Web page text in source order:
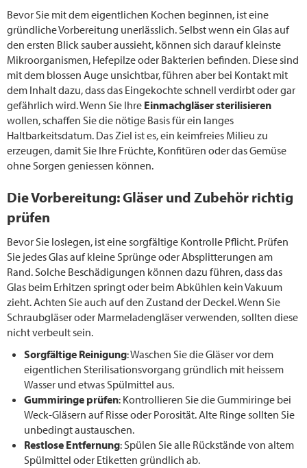
Bevor Sie mit dem eigentlichen Kochen beginnen, ist eine
gründliche Vorbereitung unerlässlich. Selbst wenn ein Glas auf
den ersten Blick sauber aussieht, können sich darauf kleinste
Mikroorganismen, Hefepilze oder Bakterien befinden. Diese sind
mit dem blossen Auge unsichtbar, führen aber bei Kontakt mit
dem Inhalt dazu, dass das Eingekochte schnell verdirbt oder gar
gefährlich wird. Wenn Sie Ihre Einmachgläser sterilisieren
wollen, schaffen Sie die nötige Basis für ein langes
Haltbarkeitsdatum. Das Ziel ist es, ein keimfreies Milieu zu
erzeugen, damit Sie Ihre Früchte, Konfitüren oder das Gemüse
ohne Sorgen geniessen können.
Die Vorbereitung: Gläser und Zubehör richtig
prüfen
Bevor Sie loslegen, ist eine sorgfältige Kontrolle Pflicht. Prüfen
Sie jedes Glas auf kleine Sprünge oder Absplitterungen am
Rand. Solche Beschädigungen können dazu führen, dass das
Glas beim Erhitzen springt oder beim Abkühlen kein Vakuum
zieht. Achten Sie auch auf den Zustand der Deckel. Wenn Sie
Schraubgläser oder Marmeladengläser verwenden, sollten diese
nicht verbeult sein.
Sorgfältige Reinigung: Waschen Sie die Gläser vor dem
eigentlichen Sterilisationsvorgang gründlich mit heissem
Wasser und etwas Spülmittel aus.
Gummiringe prüfen: Kontrollieren Sie die Gummiringe bei
Weck-Gläsern auf Risse oder Porosität. Alte Ringe sollten Sie
unbedingt austauschen.
Restlose Entfernung: Spülen Sie alle Rückstände von altem
Spülmittel oder Etiketten gründlich ab.